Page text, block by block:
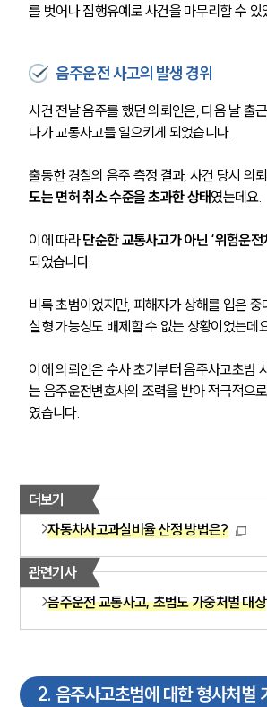
를 벗어나 집행유예로 사건을 마무리할 수 있
음주운전 사고의 발생 경위
사건 전날 음주를 했던 의뢰인은, 다음 날 출
다가 교통사고를 일으키게 되었습니다.
출동한 경찰의 음주 측정 결과, 사건 당시 의
도는 면허 취소 수준을 초과한 상태였는데요.
이에 따라 단순한 교통사고가 아닌 ‘위험운
되었습니다.
비록 초범이었지만, 피해자가 상해를 입은
실형 가능성도 배제할 수 없는 상황이었는데
이에 의뢰인은 수사 초기부터 음주사고초범
는 음주운전변호사의 조력을 받아 적극적으
였습니다.
더보기
자동차사고과실비율 산정 방법은?
관련기사
음주운전 교통사고, 초범도 가중처벌 대상
2. 음주사고초범에 대한 형사처벌